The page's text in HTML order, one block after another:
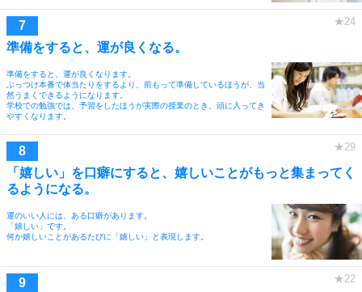
準備をすると、運が良くなる。
準備をすると、運が良くなります。
ぶっつけ本番で体当たりをするより、前もって準備しているほうが、当
然うまくできるようになります。
学校での勉強では、予習をしたほうが実際の授業のとき、頭に入ってき
やすくなります。
「嬉しい」を口癖にすると、嬉しいことがもっと集まってく
るようになる。
運のいい人には、ある口癖があります。
「嬉しい」です。
何か嬉しいことがあるたびに「嬉しい」と表現します。